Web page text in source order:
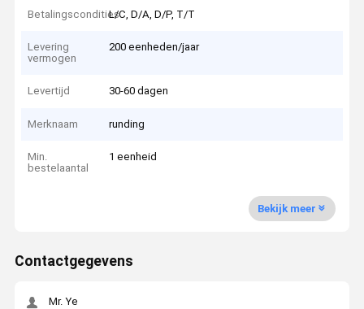
BetalingsconditiesL/C, D/A, D/P, T/T
Levering
vermogen
200 eenheden/jaar
Levertijd 30-60 dagen
Merknaam runding
Min.
bestelaantal
1 eenheid
Bekijk meer
Contactgegevens
Mr. Ye